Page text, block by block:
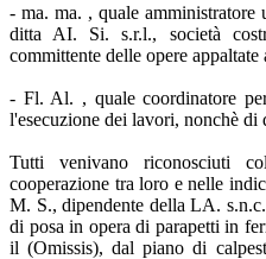
- ma. ma. , quale amministratore
ditta AI. Si. s.r.l., società
committente delle opere
- Fl. Al. , quale coordinatore
l'esecuzione dei lavori, nonchè di
Tutti venivano riconosciuti
cooperazione tra loro e nelle
M. S., dipendente della LA.
di posa in opera di parapetti in
il (Omissis), dal piano di